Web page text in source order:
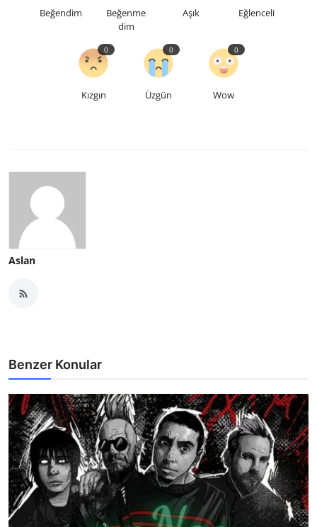
Beğendim
Beğenme
dim
Aşık Eğlenceli
Kızgın
0
Üzgün
0
Wow
0
Aslan
Benzer Konular